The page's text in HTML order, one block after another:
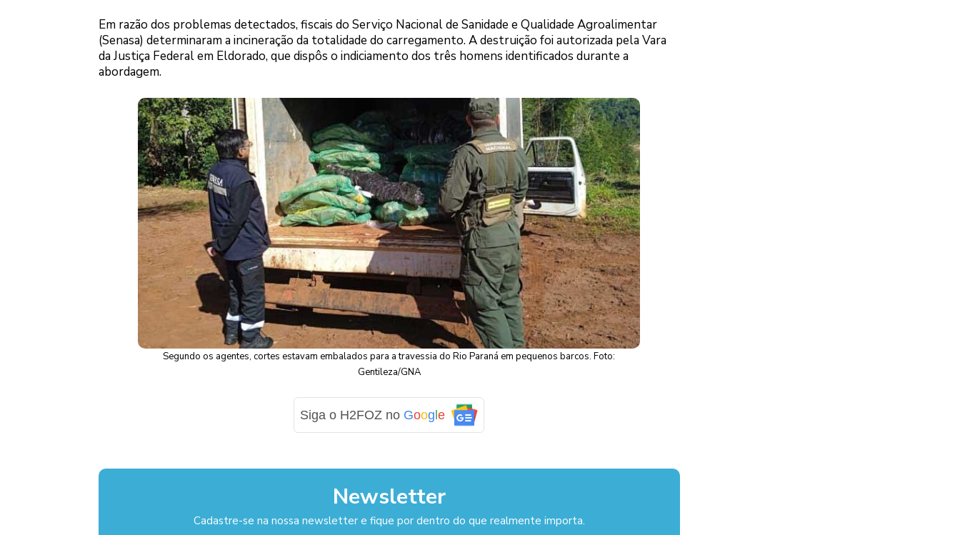
Em razão dos problemas detectados, fiscais do Serviço Nacional de Sanidade e Qualidade Agroalimentar
(Senasa) determinaram a incineração da totalidade do carregamento. A destruição foi autorizada pela Vara
da Justiça Federal em Eldorado, que dispôs o indiciamento dos três homens identificados durante a
abordagem.
Segundo os agentes, cortes estavam embalados para a travessia do Rio Paraná em pequenos barcos. Foto:
Gentileza/GNA
Siga o H2FOZ no Goog le
Newsletter
Cadastre-se na nossa newsletter e fique por dentro do que realmente importa.